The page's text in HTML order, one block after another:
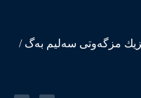
مزگەوتی سەلیم بەگ /